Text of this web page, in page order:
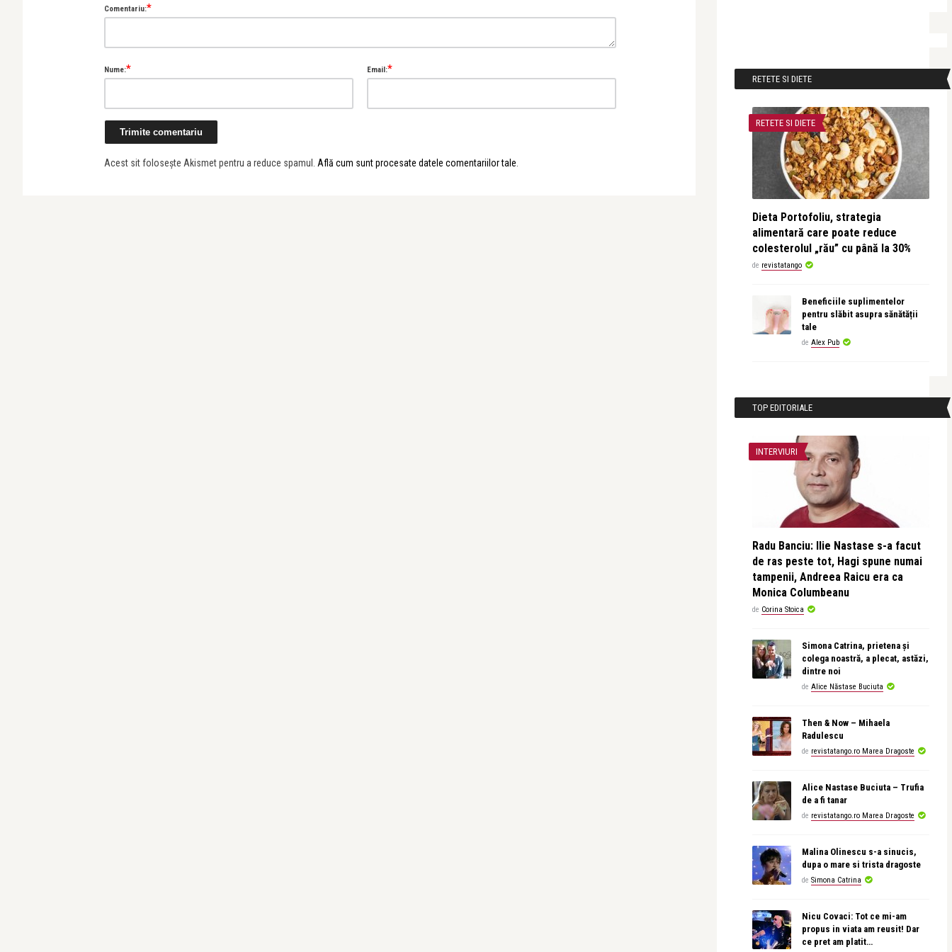
Alice Năstase Buciuta Alice Năstase Buciuta
Comentariu:*
Nume:* Email:*
Acest sit folosește Akismet pentru a reduce spamul. Află cum sunt procesate datele comentariilor tale
RETETE SI DIETE
RETETE SI DIETE
Dieta Portofoliu, strategia
alimentară care poate reduce
colesterolul „rău” cu până la 30%
de revistatango
Beneficiile suplimentelor
pentru slăbit asupra sănătății
tale
de Alex Pub
TOP EDITORIALE
INTERVIURI
Radu Banciu: Ilie Nastase s-a facut
de ras peste tot, Hagi spune numai
tampenii, Andreea Raicu era ca
Monica Columbeanu
de Corina Stoica
Simona Catrina, prietena și
colega noastră, a plecat, astăzi,
dintre noi
de Alice Năstase Buciuta
Then & Now – Mihaela
Radulescu
de revistatango.ro Marea Dragoste
Alice Nastase Buciuta – Trufia
de a fi tanar
de revistatango.ro Marea Dragoste
Malina Olinescu s-a sinucis,
dupa o mare si trista dragoste
de Simona Catrina
Nicu Covaci: Tot ce mi-am
propus in viata am reusit! Dar
ce pret am platit…